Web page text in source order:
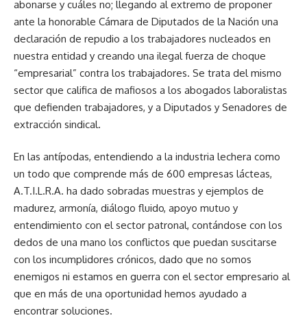
abonarse y cuáles no; llegando al extremo de proponer
ante la honorable Cámara de Diputados de la Nación una
declaración de repudio a los trabajadores nucleados en
nuestra entidad y creando una ilegal fuerza de choque
“empresarial” contra los trabajadores. Se trata del mismo
sector que califica de mafiosos a los abogados laboralistas
que defienden trabajadores, y a Diputados y Senadores de
extracción sindical.
En las antípodas, entendiendo a la industria lechera como
un todo que comprende más de 600 empresas lácteas,
A.T.I.L.R.A. ha dado sobradas muestras y ejemplos de
madurez, armonía, diálogo fluido, apoyo mutuo y
entendimiento con el sector patronal, contándose con los
dedos de una mano los conflictos que puedan suscitarse
con los incumplidores crónicos, dado que no somos
enemigos ni estamos en guerra con el sector empresario al
que en más de una oportunidad hemos ayudado a
encontrar soluciones.